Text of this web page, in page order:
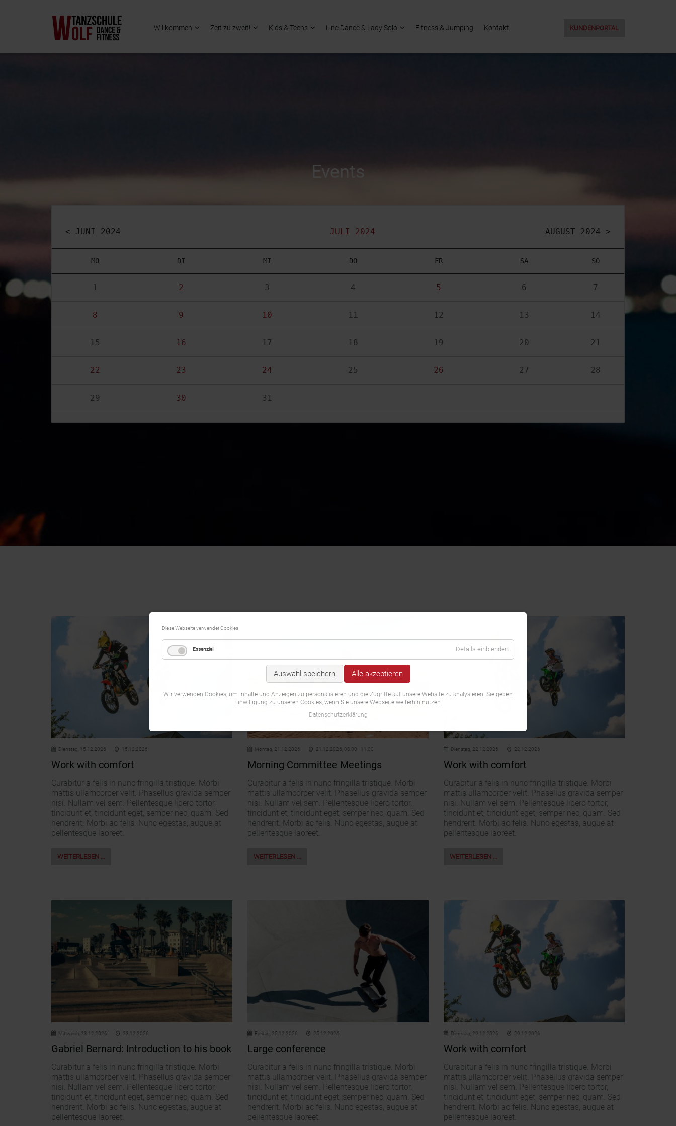
Willkommen Zeit zu zweit! Kids & Teens Line Dance & Lady Solo Fitness & Jumping Kontakt KUNDENPORTAL
Events
< JUNI 2024 JULI 2024 AUGUST 2024 >
MO DI MI DO FR SA SO
1 2 3 4 5 6 7
8 9 10 11 12 13 14
15 16 17 18 19 20 21
22 23 24 25 26 27 28
29 30 31
Dienstag, 15.12.2026 15.12.2026
Work with comfort
Curabitur a felis in nunc fringilla tristique. Morbi
mattis ullamcorper velit. Phasellus gravida semper
nisi. Nullam vel sem. Pellentesque libero tortor,
tincidunt et, tincidunt eget, semper nec, quam. Sed
hendrerit. Morbi ac felis. Nunc egestas, augue at
pellentesque laoreet.
WEITERLESEN …
Montag, 21.12.2026 21.12.2026, 08:00–11:00
Morning Committee Meetings
Curabitur a felis in nunc fringilla tristique. Morbi
mattis ullamcorper velit. Phasellus gravida semper
nisi. Nullam vel sem. Pellentesque libero tortor,
tincidunt et, tincidunt eget, semper nec, quam. Sed
hendrerit. Morbi ac felis. Nunc egestas, augue at
pellentesque laoreet.
WEITERLESEN …
Dienstag, 22.12.2026 22.12.2026
Work with comfort
Curabitur a felis in nunc fringilla tristique. Morbi
mattis ullamcorper velit. Phasellus gravida semper
nisi. Nullam vel sem. Pellentesque libero tortor,
tincidunt et, tincidunt eget, semper nec, quam. Sed
hendrerit. Morbi ac felis. Nunc egestas, augue at
pellentesque laoreet.
WEITERLESEN …
Mittwoch, 23.12.2026 23.12.2026
Gabriel Bernard: Introduction to his book
Curabitur a felis in nunc fringilla tristique. Morbi
mattis ullamcorper velit. Phasellus gravida semper
nisi. Nullam vel sem. Pellentesque libero tortor,
tincidunt et, tincidunt eget, semper nec, quam. Sed
hendrerit. Morbi ac felis. Nunc egestas, augue at
pellentesque laoreet.
Freitag, 25.12.2026 25.12.2026
Large conference
Curabitur a felis in nunc fringilla tristique. Morbi
mattis ullamcorper velit. Phasellus gravida semper
nisi. Nullam vel sem. Pellentesque libero tortor,
tincidunt et, tincidunt eget, semper nec, quam. Sed
hendrerit. Morbi ac felis. Nunc egestas, augue at
pellentesque laoreet.
Dienstag, 29.12.2026 29.12.2026
Work with comfort
Curabitur a felis in nunc fringilla tristique. Morbi
mattis ullamcorper velit. Phasellus gravida semper
nisi. Nullam vel sem. Pellentesque libero tortor,
tincidunt et, tincidunt eget, semper nec, quam. Sed
hendrerit. Morbi ac felis. Nunc egestas, augue at
pellentesque laoreet.
Diese Webseite verwendet Cookies
Essenziell Details einblenden
Auswahl speichern Alle akzeptieren
Wir verwenden Cookies, um Inhalte und Anzeigen zu personalisieren und die Zugriffe auf unsere Website zu analysieren. Sie geben
Einwilligung zu unseren Cookies, wenn Sie unsere Webseite weiterhin nutzen.
Datenschutzerklärung